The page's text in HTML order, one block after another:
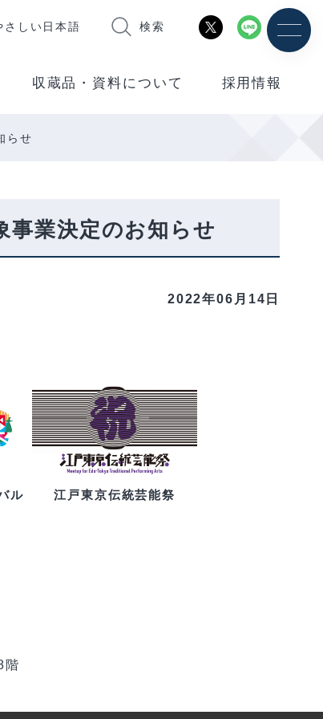
さしい日本語 検索
収蔵品・資料について 採用情報
らせ
業決定のお知らせ
2022年06月14日
ル 江戸東京伝統芸能祭
階